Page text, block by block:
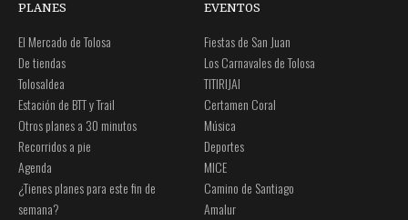
PLANES
El Mercado de Tolosa
De tiendas
Tolosaldea
Estación de BTT y Trail
Otros planes a 30 minutos
Recorridos a pie
Agenda
¿Tienes planes para este fin de
semana?
EVENTOS
Fiestas de San Juan
Los Carnavales de Tolosa
TITIRIJAI
Certamen Coral
Música
Deportes
MICE
Camino de Santiago
Amalur